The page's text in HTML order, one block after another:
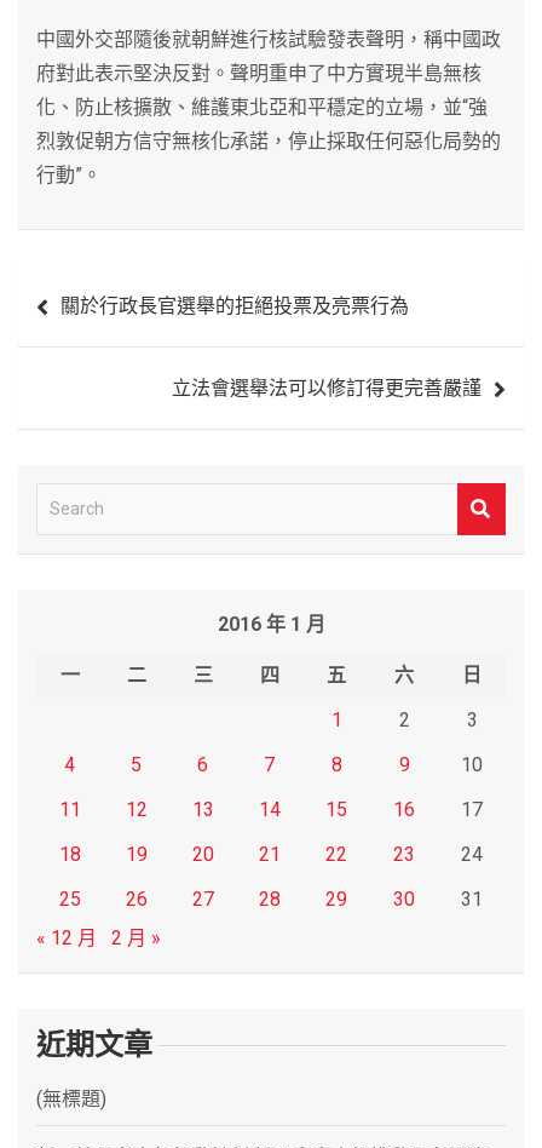
中國外交部隨後就朝鮮進行核試驗發表聲明，稱中國政
府對此表示堅決反對。聲明重申了中方實現半島無核
化、防止核擴散、維護東北亞和平穩定的立場，並“強
烈敦促朝方信守無核化承諾，停止採取任何惡化局勢的
行動”。
章
關於行政長官選舉的拒絕投票及亮票行為
立法會選舉法可以修訂得更完善嚴謹
e
2016 年 1 月
一 二 三 四 五 六
日
1
2
3
4
5 6 7 8 9
10
11
12 13 14 15 16
17
18
19 20 21 22 23
24
25
26 27 28 29 30
31
« 12 月
2 月 »
近期文章
(無標題)